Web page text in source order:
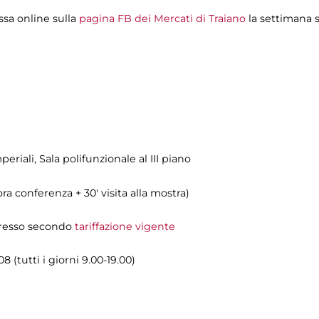
online sulla pagina FB dei Mercati di Traiano la settimana
, Sala polifunzionale al III piano
conferenza + 30' visita alla mostra)
secondo tariffazione vigente
(tutti i giorni 9.00-19.00)